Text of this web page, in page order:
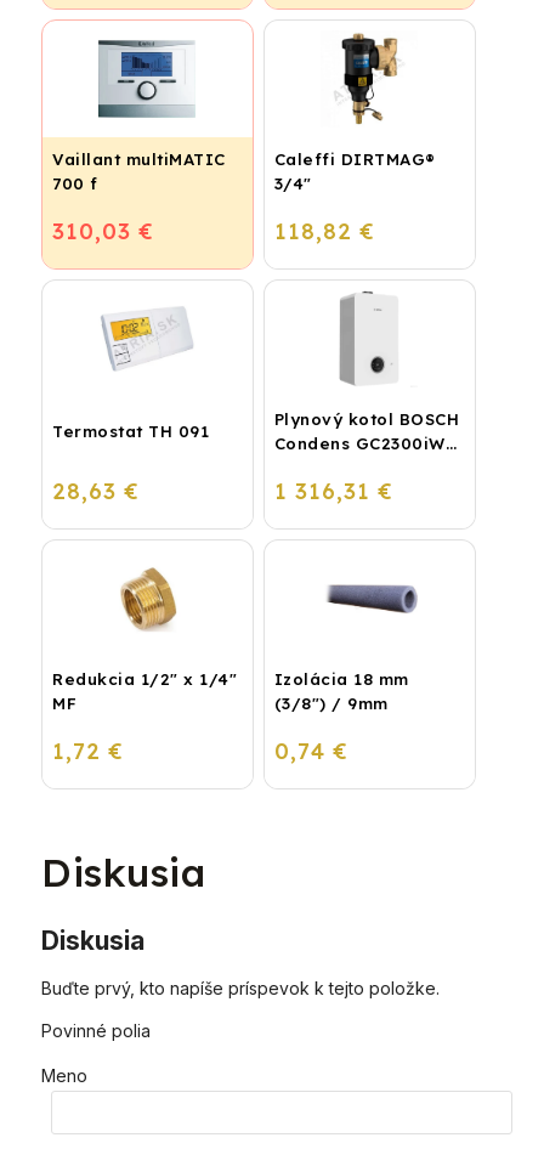
Vaillant multiMATIC
700 f
310,03 €
Caleffi DIRTMAG®
3/4"
118,82 €
Termostat TH 091
28,63 €
Plynový kotol BOSCH
Condens GC2300iW
kondenzačný
1 316,31 €
Redukcia 1/2" x 1/4"
MF
1,72 €
Izolácia 18 mm
(3/8") / 9mm
0,74 €
Diskusia
Diskusia
Buďte prvý, kto napíše príspevok k tejto položke.
Povinné polia
Meno